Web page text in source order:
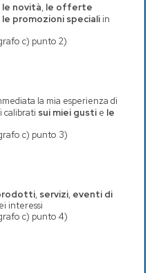
le novità, le offerte
le promozioni specialiin
c) punto 2)
la mia esperienza di
calibrati sui miei gusti e le
c) punto 3)
, servizi, eventi di
interessi
c) punto 4)